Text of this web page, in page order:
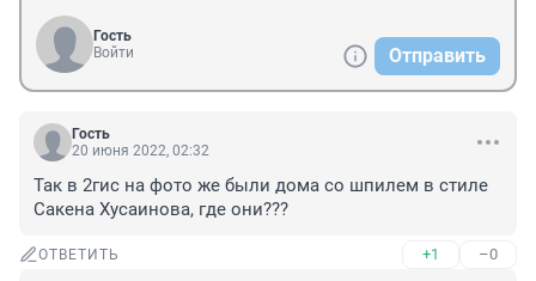
Гость
Войти
Отправить
Гость
20 июня 2022, 02:32
Так в 2гис на фото же были дома со шпилем в стиле
Сакена Хусаинова, где они???
ОТВЕТИТЬ +1 –0